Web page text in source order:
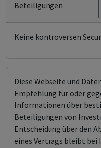
Beteiligungen
Keine kontroversen
Diese Webseite und
Empfehlung für oder
Informationen über
Beteiligungen von
Entscheidung über den
eines Vertrags bleibt bei